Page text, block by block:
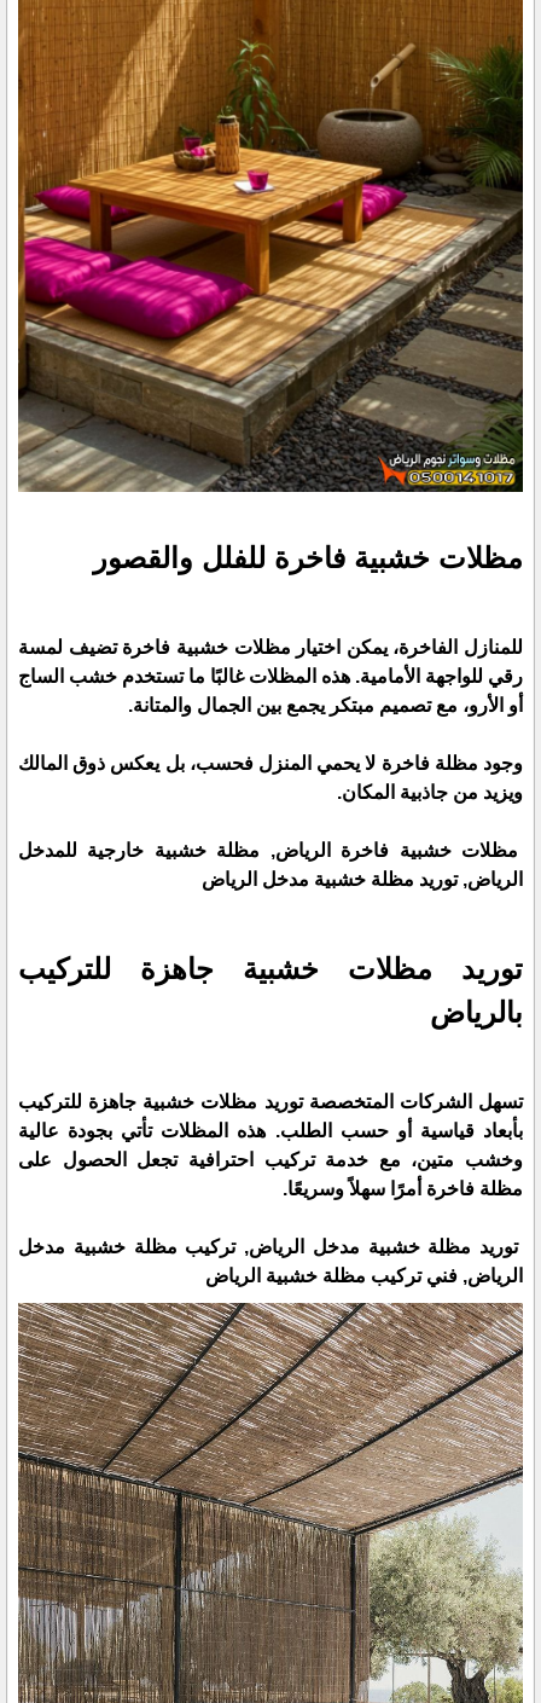
مظلات خشبية فاخرة للفلل والقصور
للمنازل الفاخرة، يمكن اختيار مظلات خشبية فاخرة تضيف لمسة
رقي للواجهة الأمامية. هذه المظلات غالبًا ما تستخدم خشب الساج
أو الأرو، مع تصميم مبتكر يجمع بين الجمال والمتانة.
وجود مظلة فاخرة لا يحمي المنزل فحسب، بل يعكس ذوق المالك
ويزيد من جاذبية المكان.
مظلات خشبية فاخرة الرياض, مظلة خشبية خارجية للمدخل
الرياض, توريد مظلة خشبية مدخل الرياض
توريد مظلات خشبية جاهزة للتركيب
بالرياض
تسهل الشركات المتخصصة توريد مظلات خشبية جاهزة للتركيب
بأبعاد قياسية أو حسب الطلب. هذه المظلات تأتي بجودة عالية
وخشب متين، مع خدمة تركيب احترافية تجعل الحصول على
مظلة فاخرة أمرًا سهلاً وسريعًا.
توريد مظلة خشبية مدخل الرياض, تركيب مظلة خشبية مدخل
الرياض, فني تركيب مظلة خشبية الرياض